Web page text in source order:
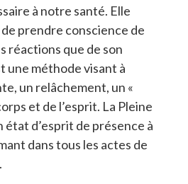
à notre santé. Elle
prendre conscience de
réactions que de son
une méthode visant à
un relâchement, un «
et de l’esprit. La Pleine
état d’esprit de présence à
dans tous les actes de